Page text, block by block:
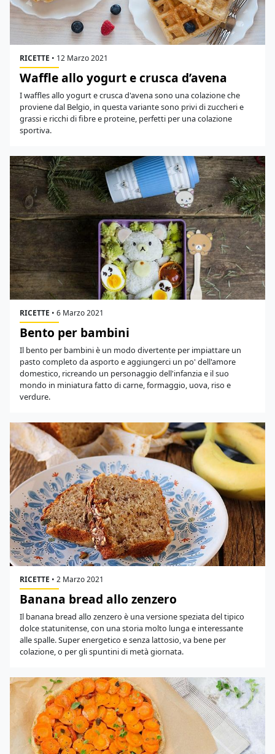
RICETTE • 12 Marzo 2021
Waffle allo yogurt e crusca d’avena
I waffles allo yogurt e crusca d'avena sono una colazione che
proviene dal Belgio, in questa variante sono privi di zuccheri e
grassi e ricchi di fibre e proteine, perfetti per una colazione
sportiva.
RICETTE • 6 Marzo 2021
Bento per bambini
Il bento per bambini è un modo divertente per impiattare un
pasto completo da asporto e aggiungerci un po' dell'amore
domestico, ricreando un personaggio dell'infanzia e il suo
mondo in miniatura fatto di carne, formaggio, uova, riso e
verdure.
RICETTE • 2 Marzo 2021
Banana bread allo zenzero
Il banana bread allo zenzero è una versione speziata del tipico
dolce statunitense, con una storia molto lunga e interessante
alle spalle. Super energetico e senza lattosio, va bene per
colazione, o per gli spuntini di metà giornata.